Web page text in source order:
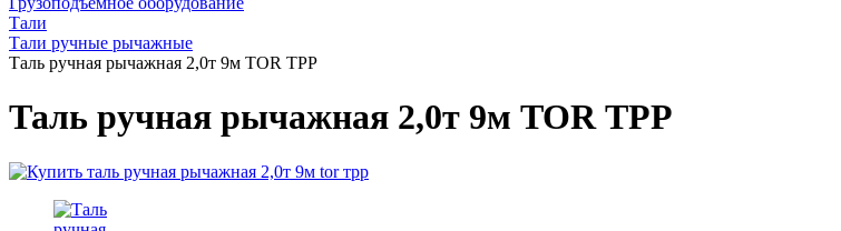
Тали
Тали ручные рычажные
Таль ручная рычажная 2,0т 9м TOR ТРР
Таль ручная рычажная 2,0т 9м TOR ТРР